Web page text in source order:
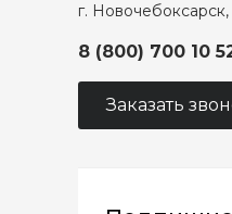
г.
8 (800) 700 10
Заказать